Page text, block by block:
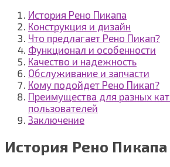
История Рено Пикапа
Конструкция и дизайн
Что предлагает Рено Пикап?
Функционал и особенности
Качество и надежность
Обслуживание и запчасти
Кому подойдет Рено Пикап?
Преимущества для разных
пользователей
Заключение
История Рено Пикапа